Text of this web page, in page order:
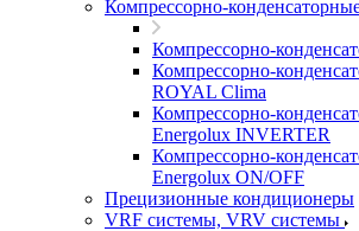
Компрессорно-
Компрессорно-
Компрессорно-
ROYAL Clima
Компрессорно-
Energolux INVERTER
Компрессорно-
Energolux ON/OFF
Прецизионные кондиционеры
VRF системы, VRV системы